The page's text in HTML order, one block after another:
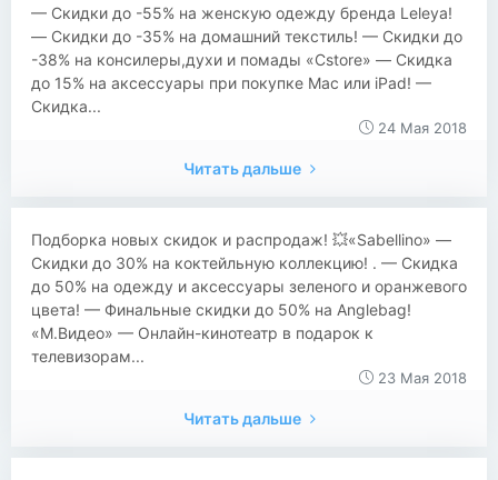
— Скидки до -55% на женскую одежду бренда Leleya!
— Скидки до -35% на домашний текстиль! — Скидки до
-38% на консилеры,духи и помады «Cstore» — Скидка
до 15% на аксессуары при покупке Mac или iPad! —
Скидка...
24 Мая 2018
Читать дальше
Подборка новых скидок и распродаж! 💥«Sabellino» —
Скидки до 30% на коктейльную коллекцию! . — Скидка
до 50% на одежду и аксессуары зеленого и оранжевого
цвета! — Финальные скидки до 50% на Anglebag!
«М.Видео» — Онлайн-кинотеатр в подарок к
телевизорам...
23 Мая 2018
Читать дальше